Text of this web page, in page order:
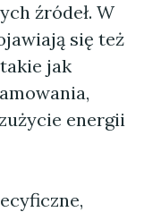
źródeł. W
się też
jak
energii